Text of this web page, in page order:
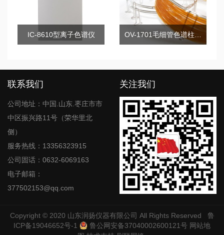
IC-8610型离子色谱仪
联系我们
公司地址：中国.山东.枣庄市市
中区振兴路11号（荣华里北
侧）
服务热线：13356323915
公司固话：0632-6069163
电子邮箱：
377502153@qq.com
关注我们
Copyright © 2020 山东润扬仪器有限公司 All Rights Reserved 鲁
ICP备19046652号-1
鲁公网安备37040002600121号 网站地